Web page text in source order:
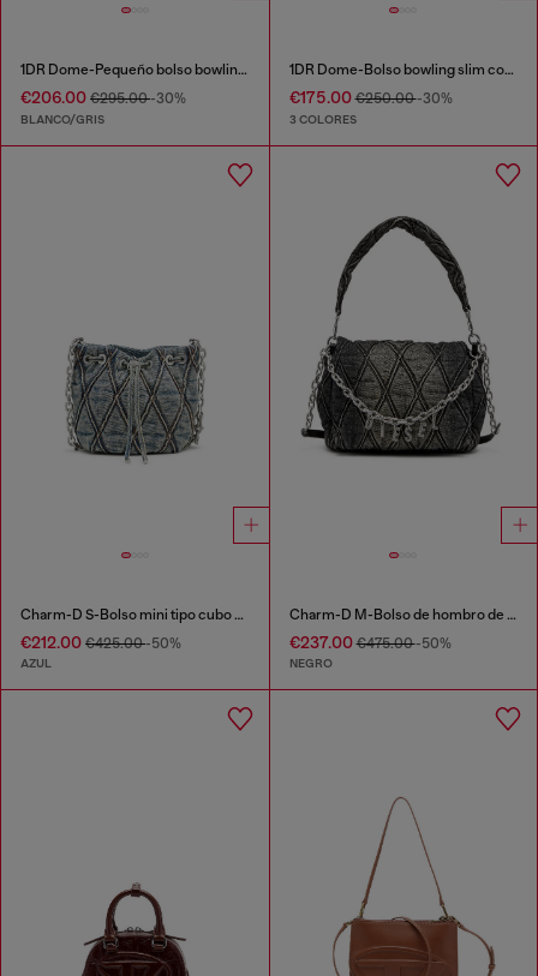
1DR Dome-Pequeño bolso bowling en tejido Lurex
€206.00 €295.00-30%
BLANCO/GRIS
1DR Dome-Bolso bowling slim con efecto naplak
€175.00€250.00-30%
3 COLORES
Charm-D S-Bolso mini tipo cubo en denim acolchado con motivo argyle
€212.00 €425.00-50%
AZUL
Charm-D M-Bolso de hombro de denim acolchado
€237.00€475.00-50%
NEGRO